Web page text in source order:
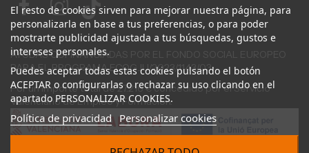
El resto de cookies sirven para mejorar nuestra página, para
personalizarla en base a tus preferencias, o para poder
mostrarte publicidad ajustada a tus búsquedas, gustos e
intereses personales.
Puedes aceptar todas estas cookies pulsando el botón
ACEPTAR o configurarlas o rechazar su uso clicando en el
apartado PERSONALIZAR COOKIES.
Política de privacidad Personalizar cookies
AYUDAS COFINANCIADAS POR EL FONDO SOCIAL EUROPEO
PARA EL PROGRAMA ECOGJU/2023/1143/03
Por un importe total de 27.216 € concedido por el Servicio
Valenciano de Empleo y Formación.